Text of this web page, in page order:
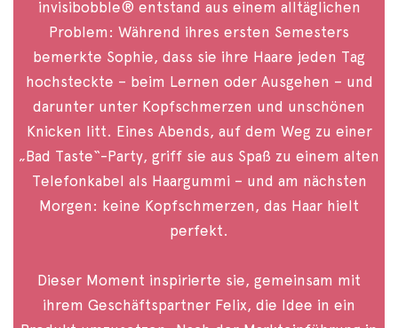
invisibobble® entstand aus einem alltäglichen
Problem: Während ihres ersten Semesters
bemerkte Sophie, dass sie ihre Haare jeden Tag
hochsteckte – beim Lernen oder Ausgehen – und
darunter unter Kopfschmerzen und unschönen
Knicken litt. Eines Abends, auf dem Weg zu einer
„Bad Taste“-Party, griff sie aus Spaß zu einem alten
Telefonkabel als Haargummi – und am nächsten
Morgen: keine Kopfschmerzen, das Haar hielt
perfekt.
Dieser Moment inspirierte sie, gemeinsam mit
ihrem Geschäftspartner Felix, die Idee in ein